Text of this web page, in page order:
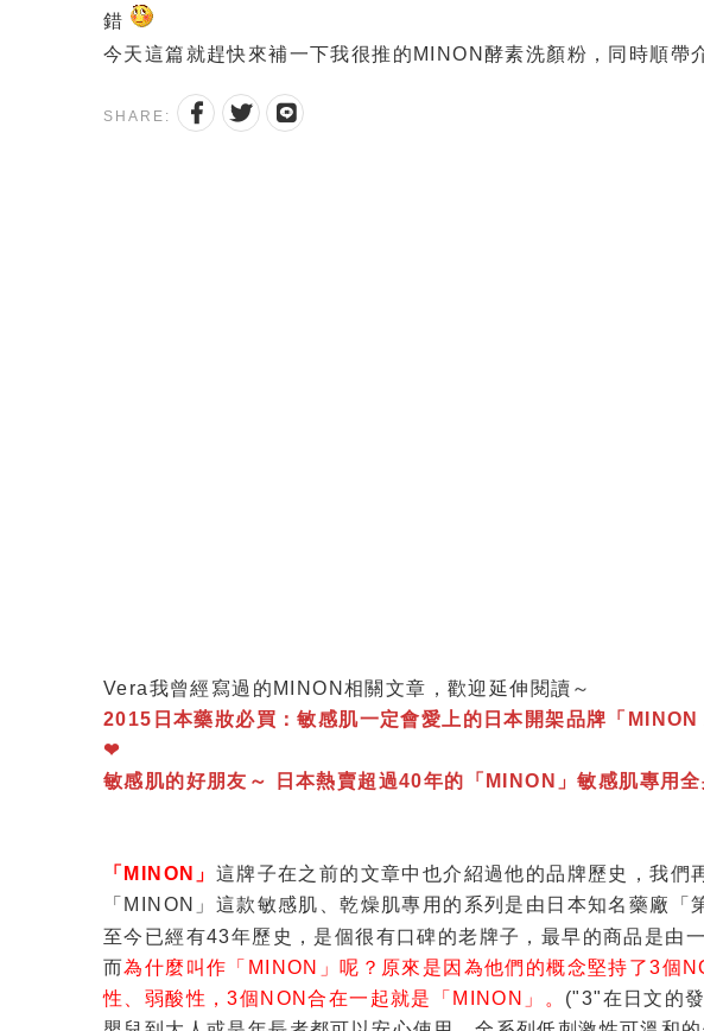
錯
今天這篇就趕快來補一下我很推的MINON酵素洗顏粉，同時順帶
SHARE:
Vera我曾經寫過的MINON相關文章，歡迎延伸閱讀～
2015日本藥妝必買：敏感肌一定會愛上的日本開架品牌「
❤
敏感肌的好朋友～ 日本熱賣超過40年的「MINON」敏感肌專用
「MINON」 這牌子在之前的文章中也介紹過他的品牌歷史，我們
「MINON」這款敏感肌、乾燥肌專用的系列是由日本知名藥廠「
至今已經有43年歷史，是個很有口碑的老牌子，最早的商品是由
而為什麼叫作「MINON」呢？原來是因為他們的概念堅持了3個
性、弱酸性，3個NON合在一起就是「MINON」。 ("3"在日文的